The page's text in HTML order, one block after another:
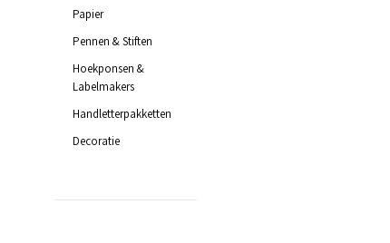
Papier
Pennen & Stiften
Hoekponsen &
Labelmakers
Handletterpakketten
Decoratie